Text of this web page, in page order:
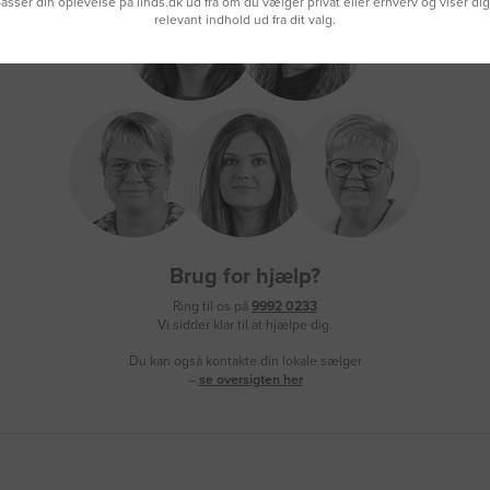
Brug for hjælp?
Ring til os på 9992 0233
Vi sidder klar til at hjælpe dig.
Du kan også kontakte din lokale sælger
– se oversigten her
relevant indhold ud fra dit valg.